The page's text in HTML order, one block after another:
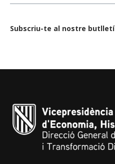
Subscriu-te al nostre butlletí